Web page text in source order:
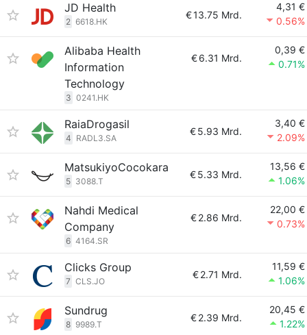
JD Health
2 6618.HK
€13.75 Mrd.
4,31 €
0.56%
Alibaba Health
Information
Technology
3 0241.HK
€6.31 Mrd.
0,39 €
0.71%
RaiaDrogasil
4 RADL3.SA
€5.93 Mrd.
3,40 €
2.09%
MatsukiyoCocokara
5 3088.T
€5.33 Mrd.
13,56 €
1.06%
Nahdi Medical
Company
6 4164.SR
€2.86 Mrd.
22,00 €
0.73%
Clicks Group
7 CLS.JO
€2.71 Mrd.
11,59 €
1.06%
Sundrug
8 9989.T
€2.39 Mrd.
20,45 €
1.22%